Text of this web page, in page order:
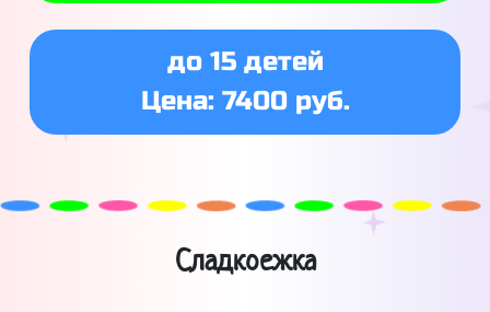
до 15 детей
Цена: 7400 руб.
Сладкоежка